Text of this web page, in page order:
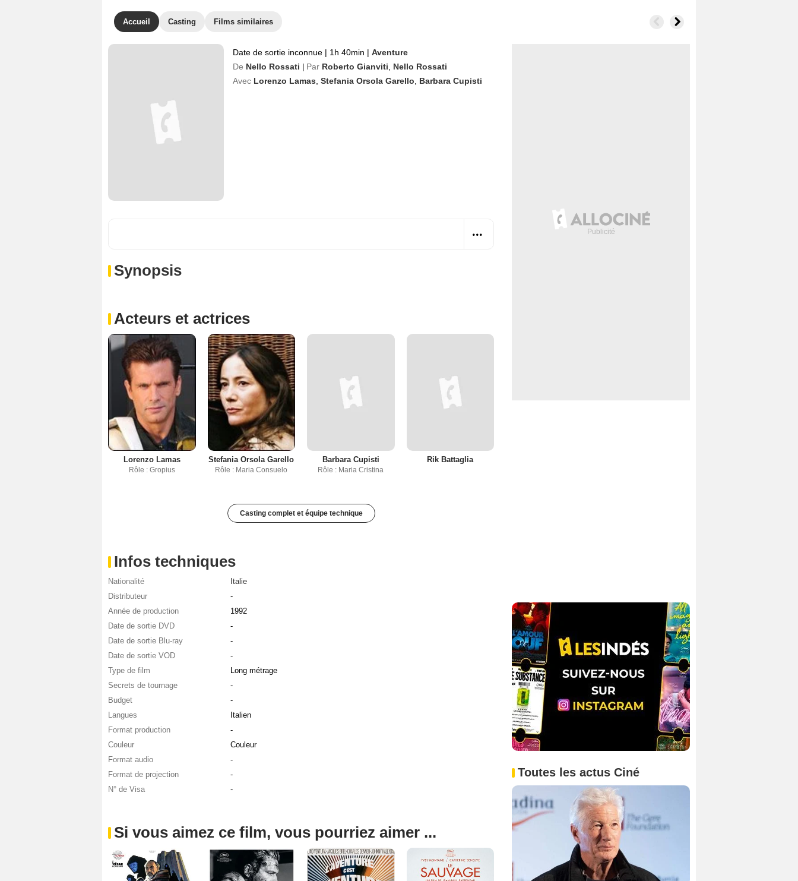
Accueil Casting Films similaires
Date de sortie inconnue | 1h 40min | Aventure
De Nello Rossati Par Roberto Gianviti
Nello Rossati
Avec Lorenzo Lamas Stefania Orsola Garello Barbara Cupisti
Synopsis
Acteurs et actrices
Lorenzo Lamas
Rôle : Gropius
Stefania Orsola Garello
Rôle : Maria Consuelo
Barbara Cupisti
Rôle : Maria Cristina
Rik Battaglia
Casting complet et équipe technique
Infos techniques
Nationalité
Italie
Distributeur
-
Année de production
1992
Date de sortie DVD
-
Date de sortie Blu-ray
-
Date de sortie VOD
-
Type de film
Long métrage
Secrets de tournage
-
Budget
-
Langues
Italien
Format production
-
Couleur
Couleur
Format audio
-
Format de projection
-
N° de Visa
-
Si vous aimez ce film, vous pourriez aimer ...
Toutes les actus Ciné